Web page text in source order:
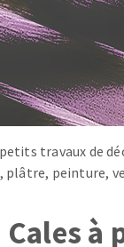
à profil
diamantés
travaux de
plâtre, peinture,
Cales